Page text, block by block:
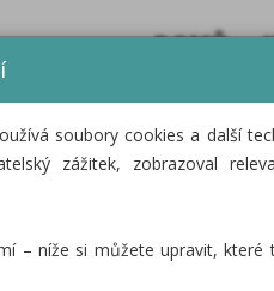
DOMŮ
–
soubory cookies a další
zážitek, zobrazoval
– níže si můžete upravit, které